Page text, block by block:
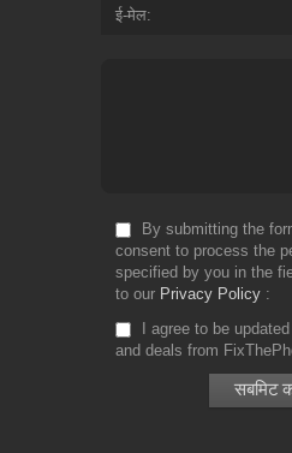
ई-मेल
By submitting the
consent to process the
specified by you in the
to our Privacy Policy
I agree to be
and deals from